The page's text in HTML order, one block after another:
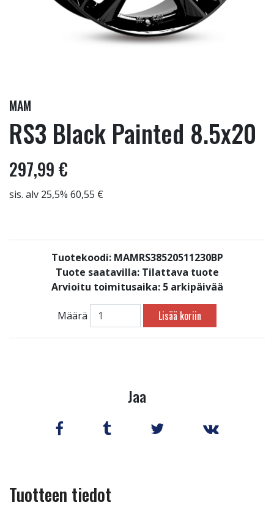
MAM
RS3 Black Painted 8.5x20
297,99 €
sis. alv 25,5% 60,55 €
Tuotekoodi: MAMRS38520511230BP
Tuote saatavilla: Tilattava tuote
Arvioitu toimitusaika: 5 arkipäivää
Määrä Lisää koriin
Jaa
Tuotteen tiedot